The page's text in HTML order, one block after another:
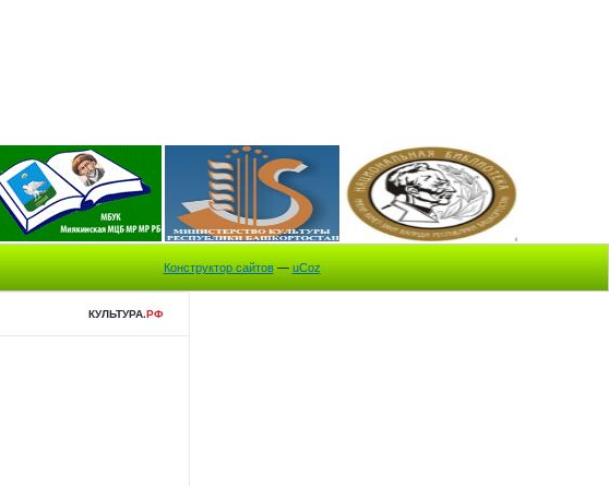
Конструктор сайтов— uCoz